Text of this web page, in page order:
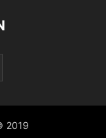
2019